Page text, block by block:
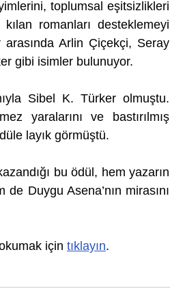
toplumsal eşitsizlikleri
romanları desteklemeyi
Arlin Çiçekçi, Seray
gibi isimler bulunuyor.
Sibel K. Türker olmuştu.
yaralarını ve bastırılmış
layık görmüştü.
bu ödül, hem yazarın
Duygu Asena’nın mirasını
için tıklayın.